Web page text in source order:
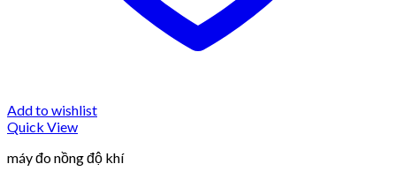
Add to wishlist
Quick View
máy đo nồng độ khí